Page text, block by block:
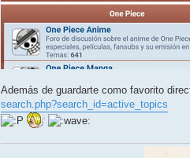
Además de guardarte como favorito
search.php?search_id=active_topics